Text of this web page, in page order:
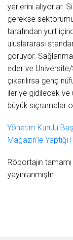
yerlerini alıyorlar.
gerekse
tarafından yurt
uluslararası
görüyor.
eder ve
çıkarılırsa genç
ileriye gidilecek ve
büyük sıçramalar
Yönetim Kurulu
Magazin'le Yaptığı
Röportajın tamamı
yayınlanmıştır.